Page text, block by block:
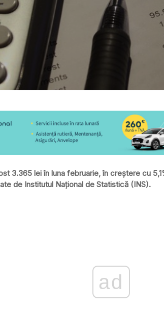
3.365 lei în luna februarie, în creştere cu
de Institutul Naţional de Statistică (INS).
ad